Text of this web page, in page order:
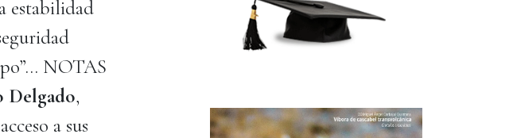
estabilidad
NOTAS
Delgado,
a sus